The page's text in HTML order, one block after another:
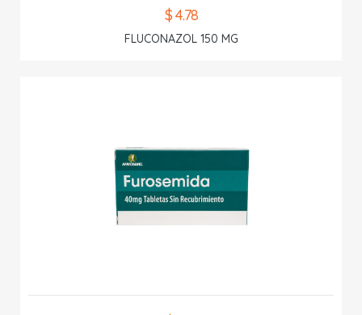
$ 4.78
FLUCONAZOL 150 MG